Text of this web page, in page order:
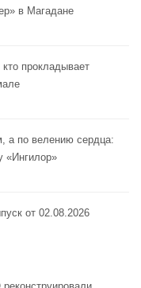
в Магадане
прокладывает
а по велению сердца:
«Ингилор»
от 02.08.2026